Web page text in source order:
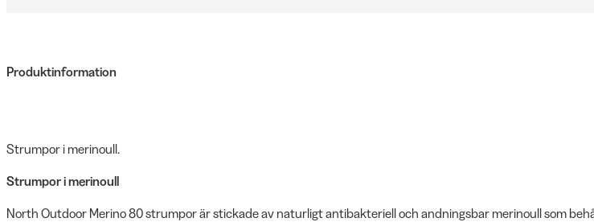
Produktinformation
Strumpor i merinoull.
Strumpor i merinoull
North Outdoor Merino 80 strumpor är stickade av naturligt antibakteriell och andningsbar merinoull som